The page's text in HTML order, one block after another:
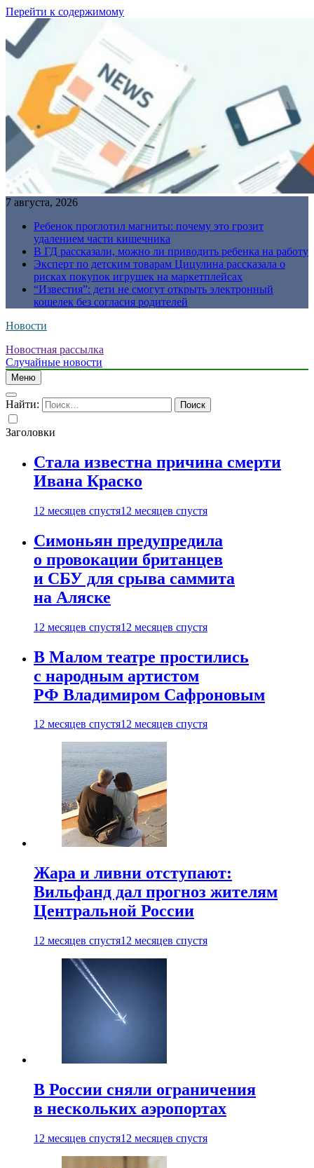
Перейти к содержимому
7 августа, 2026
Ребенок проглотил магниты: почему это грозит
удалением части кишечника
В ГД рассказали, можно ли приводить ребенка на работу
Эксперт по детским товарам Цицулина рассказала о
рисках покупок игрушек на маркетплейсах
“Известия”: дети не смогут открыть электронный
кошелек без согласия родителей
Новости
Новостная рассылка
Случайные новости
Меню
Найти:
Заголовки
Стала известна причина смерти
Ивана Краско
12 месяцев спустя12 месяцев спустя
Симоньян предупредила
о провокации британцев
и СБУ для срыва саммита
на Аляске
12 месяцев спустя12 месяцев спустя
В Малом театре простились
с народным артистом
РФ Владимиром Сафроновым
12 месяцев спустя12 месяцев спустя
Жара и ливни отступают:
Вильфанд дал прогноз жителям
Центральной России
12 месяцев спустя12 месяцев спустя
В России сняли ограничения
в нескольких аэропортах
12 месяцев спустя12 месяцев спустя